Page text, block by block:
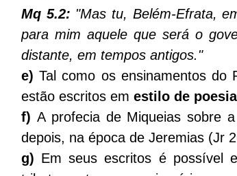
Mq 5.2: "Mas tu, Belém-Efrata,
para mim aquele que será o
distante, em tempos antigos."
e) Tal como os ensinamentos do
estão escritos em estilo de
f) A profecia de Miqueias sobre
depois, na época de Jeremias (Jr
g) Em seus escritos é possível